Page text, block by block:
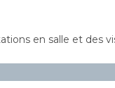
en salle et des